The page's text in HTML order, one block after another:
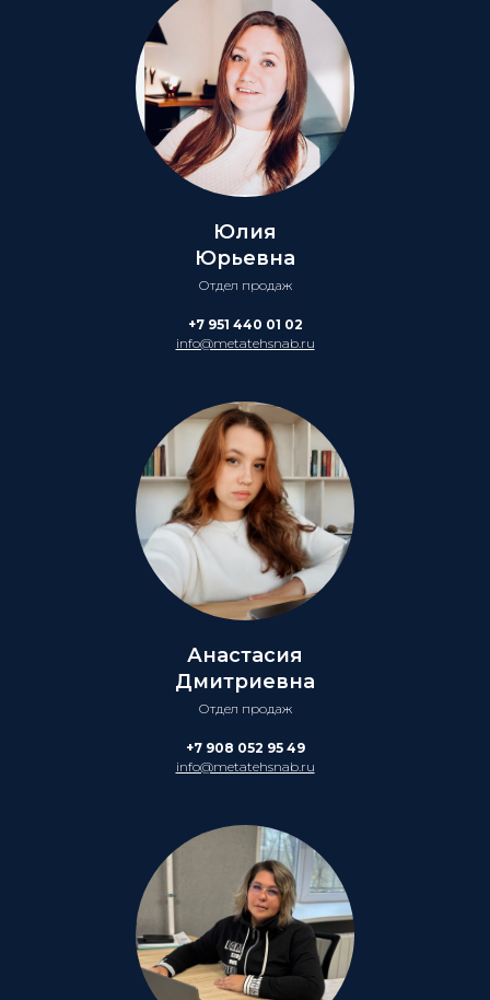
Юлия
Юрьевна
Отдел продаж
+7 951 440 01 02
info@metatehsnab.ru
Анастасия
Дмитриевна
Отдел продаж
+7 908 052 95 49
info@metatehsnab.ru